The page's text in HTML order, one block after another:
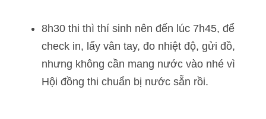
8h30 thi thì thí sinh nên đến lúc 7h45, để
check in, lấy vân tay, đo nhiệt độ, gửi đồ,
nhưng không cần mang nước vào nhé vì
Hội đồng thi chuẩn bị nước sẵn rồi.